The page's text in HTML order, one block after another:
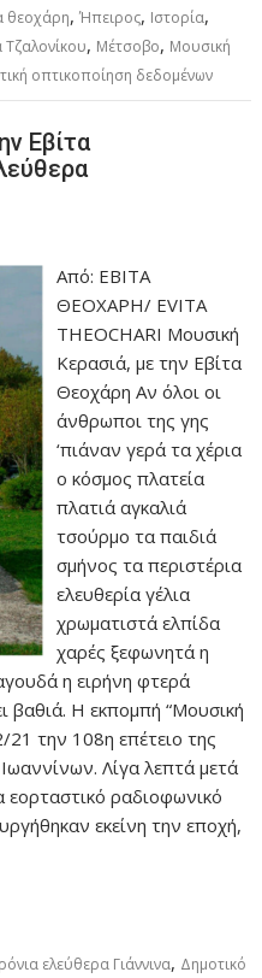
θεοχάρη,Ήπειρος, Ιστορία,
Τζαλονίκου, Μέτσοβο, Μουσική
οπτικοποίηση δεδομένων
Εβίτα
Από: ΕΒΙΤΑ
ΘΕΟΧΑΡΗ/ EVITA
THEOCHARI Μουσική
Κερασιά, με την Εβίτα
Θεοχάρη Αν όλοι οι
άνθρωποι της γης
‘πιάναν γερά τα χέρια
ο κόσμος πλατεία
πλατιά αγκαλιά
τσούρμο τα παιδιά
σμήνος τα περιστέρια
ελευθερία γέλια
χρωματιστά ελπίδα
χαρές ξεφωνητά η
η ειρήνη φτερά
βαθιά. Η εκπομπή “Μουσική
21 την 108η επέτειο της
Λίγα λεπτά μετά
ραδιοφωνικό
εκείνη την εποχή,
ελεύθερα Γιάννινα, Δημοτικό